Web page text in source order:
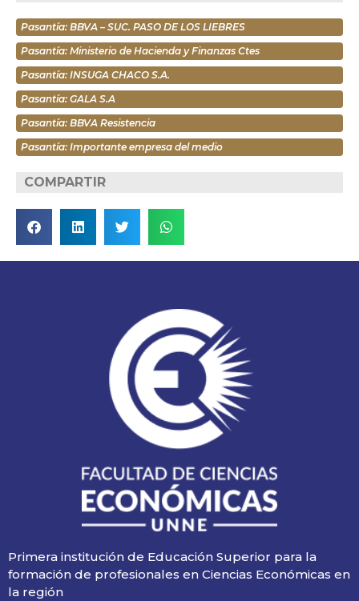
Pasantía: BBVA – SUC. PASO DE LOS LIEBRES
Pasantía: Ministerio de Hacienda y Finanzas Ctes
Pasantía: INSUGA CHACO S.A.
Pasantía: GALA S.A
Pasantía: BBVA Resistencia
Pasantía: Importante empresa del medio
COMPARTIR
Primera institución de Educación Superior para la
formación de profesionales en Ciencias Económicas en
la región